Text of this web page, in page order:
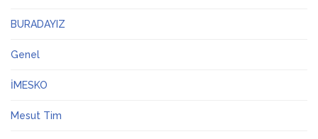
BURADAYIZ
Genel
İMESKO
Mesut Tim